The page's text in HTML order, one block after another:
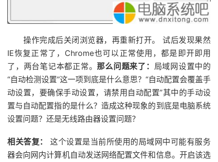
操作完成后关闭浏览器，再重新打开。 试后发现果然
IE恢复正常了，Chrome也可以正常使用，都是即开即用
了，两台笔记本都正常。那么问题来了： 局域网设置中的
“自动检测设置”这一项到底是什么意思？“自动配置会覆盖手
动设置，要确保手动设置，请禁用自动配置”其中的手动设
置与自动配置指的是什么？造成这种现象的到底是电脑系统
设置问题？还是无线路由器设置问题？
相关答复：
这个设置是当前所使用的局域网中可能有服务
器会向网内计算机自动发送网络配置文件和信息。开启该选